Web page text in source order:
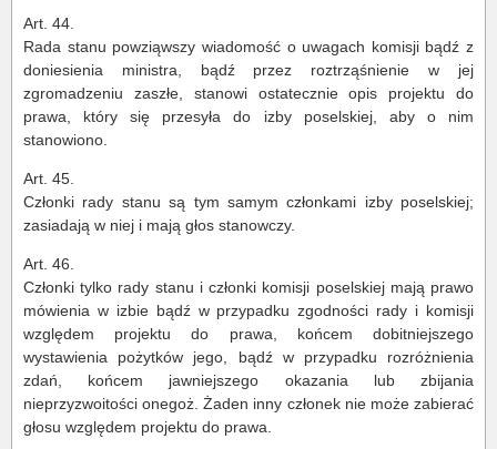
Art. 44.
Rada stanu powziąwszy wiadomość o uwagach komisji bądź z
doniesienia ministra, bądź przez roztrząśnienie w jej
zgromadzeniu zaszłe, stanowi ostatecznie opis projektu do
prawa, który się przesyła do izby poselskiej, aby o nim
stanowiono.
Art. 45.
Członki rady stanu są tym samym członkami izby poselskiej;
zasiadają w niej i mają głos stanowczy.
Art. 46.
Członki tylko rady stanu i członki komisji poselskiej mają prawo
mówienia w izbie bądź w przypadku zgodności rady i komisji
względem projektu do prawa, końcem dobitniejszego
wystawienia pożytków jego, bądź w przypadku rozróżnienia
zdań, końcem jawniejszego okazania lub zbijania
nieprzyzwoitości onegoż. Żaden inny członek nie może zabierać
głosu względem projektu do prawa.